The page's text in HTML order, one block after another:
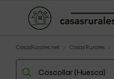
CasasRurales.net Casas Rurales